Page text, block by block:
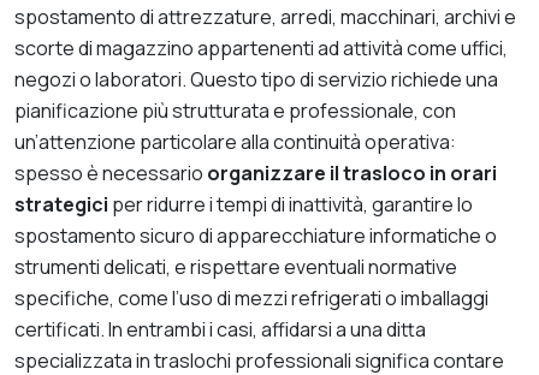
spostamento di attrezzature, arredi, macchinari, archivi e
scorte di magazzino appartenenti ad attività come uffici,
negozi o laboratori. Questo tipo di servizio richiede una
pianificazione più strutturata e professionale, con
un’attenzione particolare alla continuità operativa:
spesso è necessario organizzare il trasloco in orari
strategici per ridurre i tempi di inattività, garantire lo
spostamento sicuro di apparecchiature informatiche o
strumenti delicati, e rispettare eventuali normative
specifiche, come l’uso di mezzi refrigerati o imballaggi
certificati. In entrambi i casi, affidarsi a una ditta
specializzata in traslochi professionali significa contare